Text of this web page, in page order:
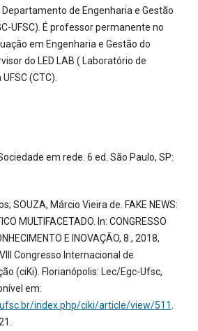
Departamento de Engenharia e Gestão
UFSC). É professor permanente no
em Engenharia e Gestão do
do LED LAB ( Laboratório de
(CTC).
em rede. 6 ed. São Paulo, SP:
SOUZA, Márcio Vieira de. FAKE NEWS:
MULTIFACETADO. In: CONGRESSO
E INOVAÇÃO, 8., 2018,
Congresso Internacional de
(ciKi). Florianópolis: Lec/Egc-Ufsc,
em:
index.php/ciki/article/view/511.